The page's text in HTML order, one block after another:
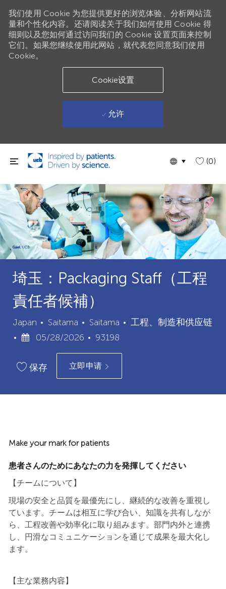
跳到主要内容
Language
Chinese(0)
我们使用 Cookie 为您提供更好的浏览体验、分析网站流
量和个性化内容。还请阅读关于我们如何使用 Cookie 得
细则以及您如何通过访问我们的 Cookie 设置页面来控制
它们。如果您继续使用此网站，就代表您同意我们使用
Cookie。
Cookie设置
允许
埼玉：Packaging Staff（工程
責任者候補）
Japan Saitama
城
市
Saitama
类
工程、制造和供应链
已
布
期
05/28/2026
职
位
ID
93198
保存 立即申请
Make your mark for patients
患者さんのためにあなたの力を発揮してください
【チームについて】
現場の安全と品質を最優先にし、継続的な改善を重視し
ています。チームは相互に学び合い、知識を共有しなが
ら、工程改善や効率化に取り組みます。部門内外と連携
し、円滑なコミュニケーションを通じて成果を最大化し
ます。
【主な業務内容】